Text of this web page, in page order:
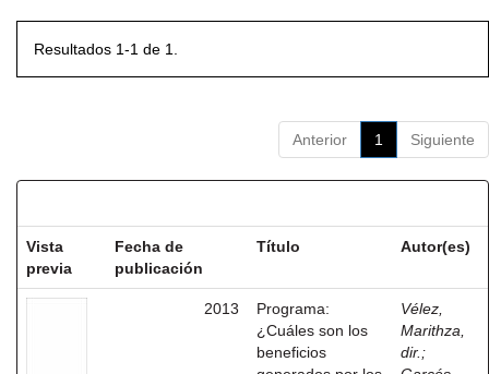
Resultados 1-1 de 1.
Anterior 1 Siguiente
Vista
previa
Fecha de
publicación
Título Autor(es)
2013
Programa:
¿Cuáles son los
beneficios
Vélez,
Marithza,
dir. ;